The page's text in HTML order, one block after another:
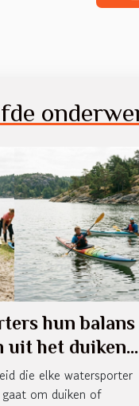
hun balans
uit het duiken
die elke watersporter
om duiken of